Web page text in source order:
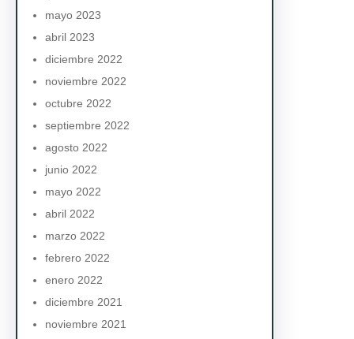
mayo 2023
abril 2023
diciembre 2022
noviembre 2022
octubre 2022
septiembre 2022
agosto 2022
junio 2022
mayo 2022
abril 2022
marzo 2022
febrero 2022
enero 2022
diciembre 2021
noviembre 2021